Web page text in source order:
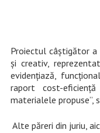
Proiectul câştigător
şi creativ,
evidenţiază,
raport cost-
materialele propuse”,
Alte păreri din juriu,